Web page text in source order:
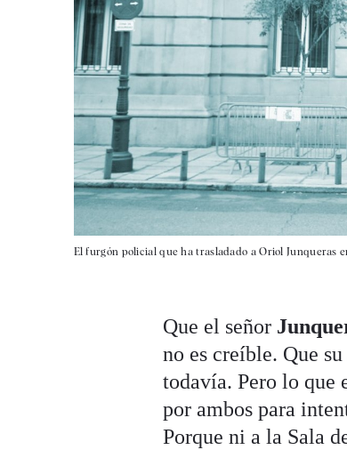
El furgón policial que ha trasladado a Oriol Junqueras
Que el señor
no es creíble. Que
todavía. Pero lo que
por ambos para
Porque ni a la Sala